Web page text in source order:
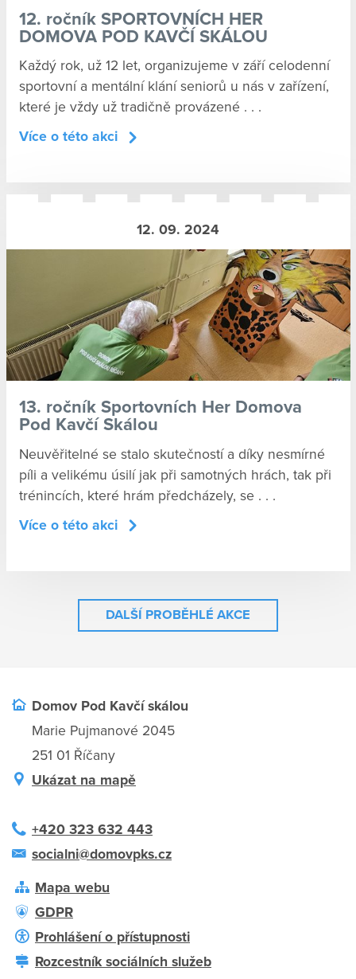
12. ročník SPORTOVNÍCH HER
DOMOVA POD KAVČÍ SKÁLOU
Každý rok, už 12 let, organizujeme v září celodenní
sportovní a mentální klání seniorů u nás v zařízení,
které je vždy už tradičně provázené . . .
Více o této akci
12. 09. 2024
13. ročník Sportovních Her Domova
Pod Kavčí Skálou
Neuvěřitelné se stalo skutečností a díky nesmírné
píli a velikému úsilí jak při samotných hrách, tak při
trénincích, které hrám předcházely, se . . .
Více o této akci
DALŠÍ PROBĚHLÉ AKCE
Domov Pod Kavčí skálou
Marie Pujmanové 2045
251 01 Říčany
Ukázat na mapě
+420 323 632 443
socialni@domovpks.cz
Mapa webu
GDPR
Prohlášení o přístupnosti
Rozcestník sociálních služeb